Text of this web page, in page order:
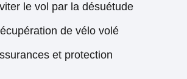
le vol par la désuétude
de vélo volé
et protection